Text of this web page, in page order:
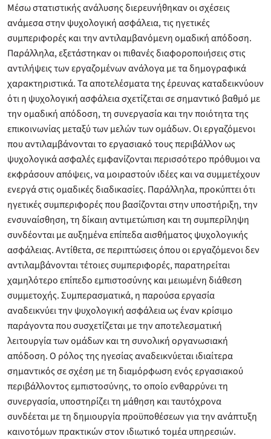
Μέσω στατιστικής ανάλυσης διερευνήθηκαν οι σχέσεις
ανάμεσα στην ψυχολογική ασφάλεια, τις ηγετικές
συμπεριφορές και την αντιλαμβανόμενη ομαδική απόδοση.
Παράλληλα, εξετάστηκαν οι πιθανές διαφοροποιήσεις στις
αντιλήψεις των εργαζομένων ανάλογα με τα δημογραφικά
χαρακτηριστικά. Τα αποτελέσματα της έρευνας καταδεικνύουν
ότι η ψυχολογική ασφάλεια σχετίζεται σε σημαντικό βαθμό με
την ομαδική απόδοση, τη συνεργασία και την ποιότητα της
επικοινωνίας μεταξύ των μελών των ομάδων. Οι εργαζόμενοι
που αντιλαμβάνονται το εργασιακό τους περιβάλλον ως
ψυχολογικά ασφαλές εμφανίζονται περισσότερο πρόθυμοι να
εκφράσουν απόψεις, να μοιραστούν ιδέες και να συμμετέχουν
ενεργά στις ομαδικές διαδικασίες. Παράλληλα, προκύπτει ότι
ηγετικές συμπεριφορές που βασίζονται στην υποστήριξη, την
ενσυναίσθηση, τη δίκαιη αντιμετώπιση και τη συμπερίληψη
συνδέονται με αυξημένα επίπεδα αισθήματος ψυχολογικής
ασφάλειας. Αντίθετα, σε περιπτώσεις όπου οι εργαζόμενοι δεν
αντιλαμβάνονται τέτοιες συμπεριφορές, παρατηρείται
χαμηλότερο επίπεδο εμπιστοσύνης και μειωμένη διάθεση
συμμετοχής. Συμπερασματικά, η παρούσα εργασία
αναδεικνύει την ψυχολογική ασφάλεια ως έναν κρίσιμο
παράγοντα που συσχετίζεται με την αποτελεσματική
λειτουργία των ομάδων και τη συνολική οργανωσιακή
απόδοση. Ο ρόλος της ηγεσίας αναδεικνύεται ιδιαίτερα
σημαντικός σε σχέση με τη διαμόρφωση ενός εργασιακού
περιβάλλοντος εμπιστοσύνης, το οποίο ενθαρρύνει τη
συνεργασία, υποστηρίζει τη μάθηση και ταυτόχρονα
συνδέεται με τη δημιουργία προϋποθέσεων για την ανάπτυξη
καινοτόμων πρακτικών στον ιδιωτικό τομέα υπηρεσιών.